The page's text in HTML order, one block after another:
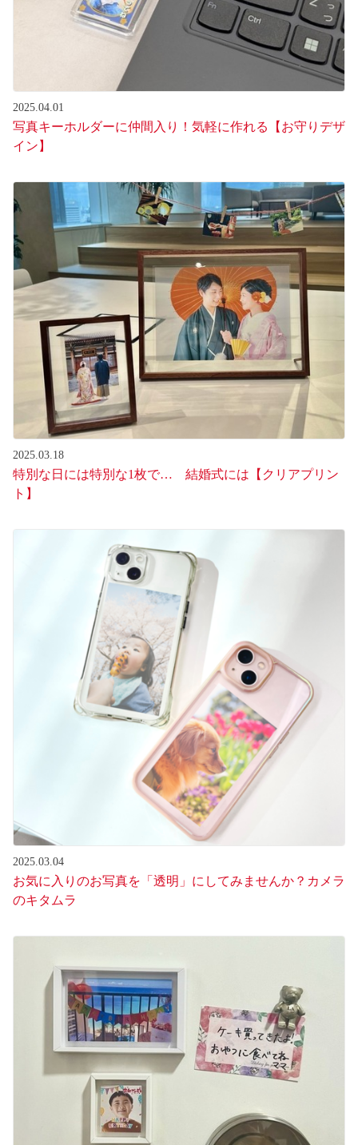
2025.04.01
写真キーホルダーに仲間入り！気軽に作れる【お守りデザ
イン】
2025.03.18
特別な日には特別な1枚で… 結婚式には【クリアプリン
ト】
2025.03.04
お気に入りのお写真を「透明」にしてみませんか？カメラ
のキタムラ